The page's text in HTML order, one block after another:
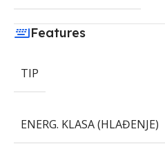
Features
TIP
ENERG. KLASA (HLAĐENJE)